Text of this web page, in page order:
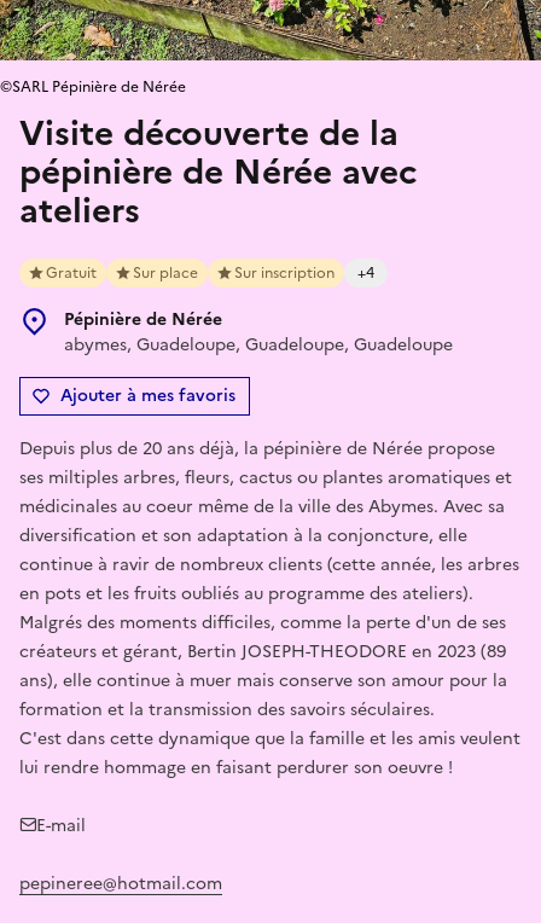
Visite découverte de la
pépinière de Nérée avec
ateliers
Gratuit Sur place Sur inscription +4
Pépinière de Nérée
abymes, Guadeloupe, Guadeloupe, Guadeloupe
Ajouter à mes favoris
©SARL Pépinière de Nérée
Depuis plus de 20 ans déjà, la pépinière de Nérée propose
ses miltiples arbres, fleurs, cactus ou plantes aromatiques et
médicinales au coeur même de la ville des Abymes. Avec sa
diversification et son adaptation à la conjoncture, elle
continue à ravir de nombreux clients (cette année, les arbres
en pots et les fruits oubliés au programme des ateliers).
Malgrés des moments difficiles, comme la perte d'un de ses
créateurs et gérant, Bertin JOSEPH-THEODORE en 2023 (89
ans), elle continue à muer mais conserve son amour pour la
formation et la transmission des savoirs séculaires.
C'est dans cette dynamique que la famille et les amis veulent
lui rendre hommage en faisant perdurer son oeuvre !
E-mail
pepineree@hotmail.com